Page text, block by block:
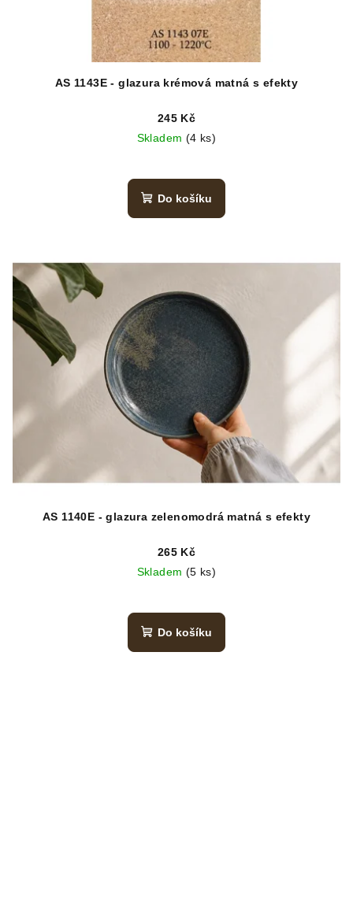
AS 1143E - glazura krémová matná s efekty
245 Kč
Skladem (4 ks)
Do košíku
AS 1140E - glazura zelenomodrá matná s efekty
265 Kč
Skladem (5 ks)
Do košíku